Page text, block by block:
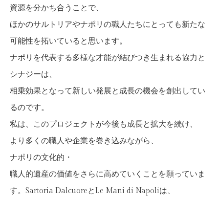
資源を分かち合うことで、
ほかのサルトリアやナポリの職人たちにとっても新たな
可能性を拓いていると思います。
ナポリを代表する多様な才能が結びつき生まれる協力と
シナジーは、
相乗効果となって新しい発展と成長の機会を創出してい
るのです。
私は、このプロジェクトが今後も成長と拡大を続け、
より多くの職人や企業を巻き込みながら、
ナポリの文化的・
職人的遺産の価値をさらに高めていくことを願っていま
す。Sartoria DalcuoreとLe Mani di Napoliは、